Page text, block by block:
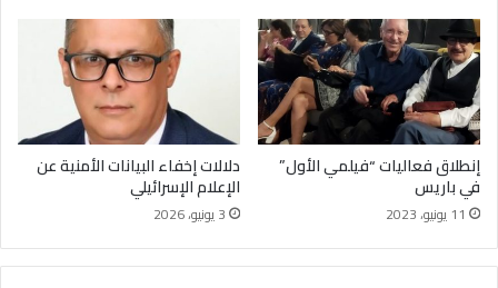
إنطلاق فعاليات “فيلمي الأول”
في باريس
11 يونيو، 2023
دلالات إخفاء البيانات الأمنية عن
الإعلام الإسرائيلي
3 يونيو، 2026